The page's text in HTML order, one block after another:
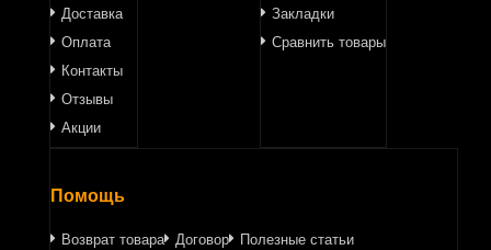
Доставка
Оплата
Контакты
Отзывы
Акции
Закладки
Сравнить товары
Помощь
Возврат товара Договор Полезные статьи